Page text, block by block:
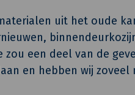
uit het oude
een deel van de
en hebben wij